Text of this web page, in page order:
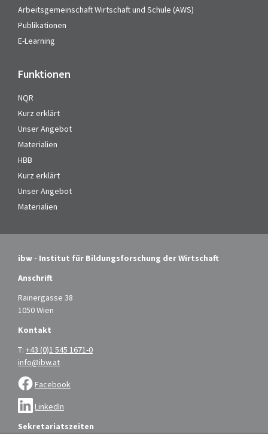
Arbeitsgemeinschaft Wirtschaft und Schule (AWS)
Publikationen
E-Learning
Funktionen
NQR
Kurz erklärt
Unser Angebot
Materialien
HBB
Kurz erklärt
Unser Angebot
Materialien
ibw - Institut für Bildungsforschung der Wirtschaft
Anschrift
Rainergasse 38
1050 Wien
Kontakt
T: +43 (0)1 545 1671-0
info@ibw.at
Facebook
LinkedIn
Sekretariatszeiten